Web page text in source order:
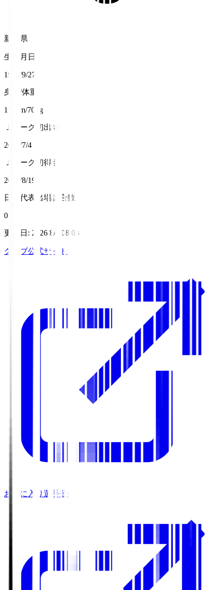
新潟県
生年月日
1997/9/27
身長/体重
179cm/70kg
Ｊリーグ初出場
2020/7/4
Ｊリーグ初得点
2020/8/19
日本代表出場試合数
0
更新日 : 2026/8/6 08:03
クラブ公式サイト
お気に入り選手登録